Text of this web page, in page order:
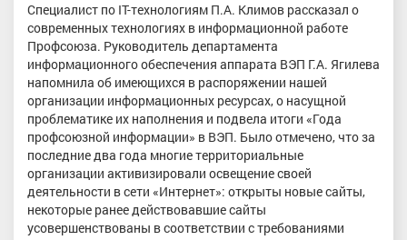
Специалист по IT-технологиям П.А. Климов рассказал о
современных технологиях в информационной работе
Профсоюза. Руководитель департамента
информационного обеспечения аппарата ВЭП Г.А. Ягилева
напомнила об имеющихся в распоряжении нашей
организации информационных ресурсах, о насущной
проблематике их наполнения и подвела итоги «Года
профсоюзной информации» в ВЭП. Было отмечено, что за
последние два года многие территориальные
организации активизировали освещение своей
деятельности в сети «Интернет»: открыты новые сайты,
некоторые ранее действовавшие сайты
усовершенствованы в соответствии с требованиями